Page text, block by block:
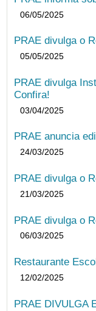
06/05/2025
PRAE divulga o
05/05/2025
PRAE divulga
Confira!
03/04/2025
PRAE anuncia
24/03/2025
PRAE divulga o
21/03/2025
PRAE divulga o
06/03/2025
Restaurante
12/02/2025
PRAE DIVULGA